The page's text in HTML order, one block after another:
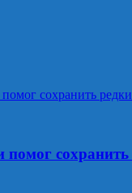
помог